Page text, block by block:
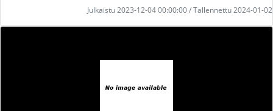
Julkaistu 2023-12-04 00:00:00 / Tallennettu 2024-01-02